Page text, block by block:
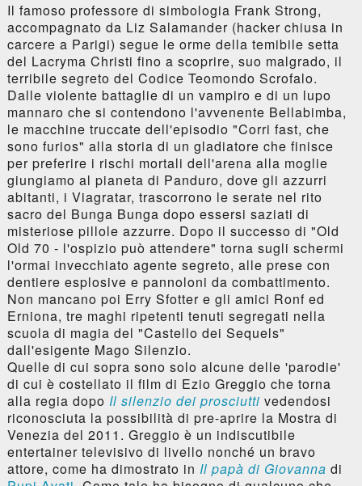
Il famoso professore di simbologia Frank Strong,
accompagnato da Liz Salamander (hacker chiusa in
carcere a Parigi) segue le orme della temibile setta
del Lacryma Christi fino a scoprire, suo malgrado, il
terribile segreto del Codice Teomondo Scrofalo.
Dalle violente battaglie di un vampiro e di un lupo
mannaro che si contendono l'avvenente Bellabimba,
le macchine truccate dell'episodio "Corri fast, che
sono furios" alla storia di un gladiatore che finisce
per preferire i rischi mortali dell'arena alla moglie
giungiamo al pianeta di Panduro, dove gli azzurri
abitanti, i Viagratar, trascorrono le serate nel rito
sacro del Bunga Bunga dopo essersi saziati di
misteriose pillole azzurre. Dopo il successo di "Old
Old 70 - l'ospizio può attendere" torna sugli schermi
l'ormai invecchiato agente segreto, alle prese con
dentiere esplosive e pannoloni da combattimento.
Non mancano poi Erry Sfotter e gli amici Ronf ed
Erniona, tre maghi ripetenti tenuti segregati nella
scuola di magia del "Castello dei Sequels"
dall'esigente Mago Silenzio.
Quelle di cui sopra sono solo alcune delle 'parodie'
di cui è costellato il film di Ezio Greggio che torna
alla regia dopo Il silenzio dei prosciutti vedendosi
riconosciuta la possibilità di pre-aprire la Mostra di
Venezia del 2011. Greggio è un indiscutibile
entertainer televisivo di livello nonché un bravo
attore, come ha dimostrato in Il papà di Giovanna di